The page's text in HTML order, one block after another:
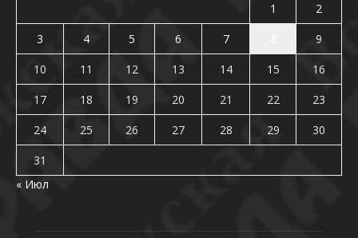
1
2
3
4 5 6 7
9
10
11 12 13 14 15
16
17
18 19 20 21 22
23
24
25 26 27 28 29
30
31
« Июл